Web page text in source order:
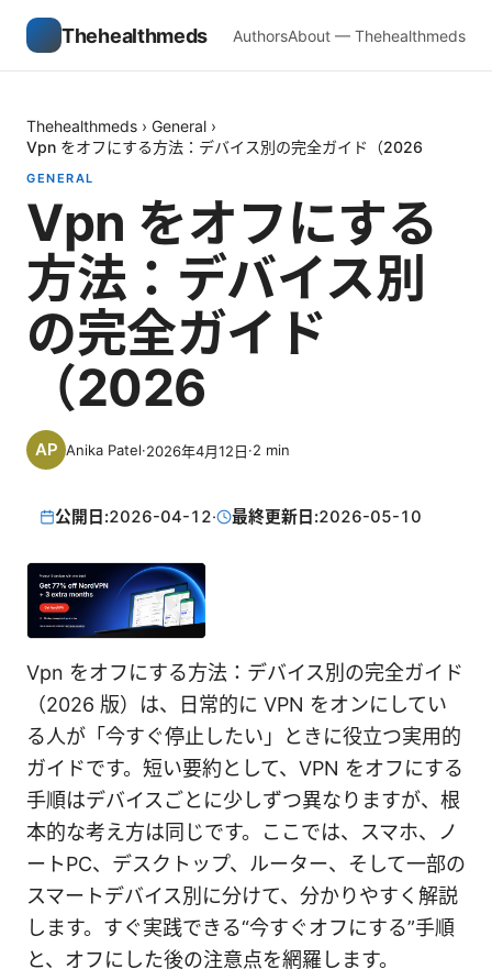
Thehealthmeds AuthorsAbout — Thehealthmeds
Thehealthmeds › General ›
Vpn をオフにする方法：デバイス別の完全ガイド（2026
GENERAL
Vpn をオフにする
方法：デバイス別
の完全ガイド
（2026
Anika Patel·2026年4月12日·2 min
公開日:2026-04-12· 最終更新日:2026-05-10
Vpn をオフにする方法：デバイス別の完全ガイド
（2026 版）は、日常的に VPN をオンにしてい
る人が「今すぐ停止したい」ときに役立つ実用的
ガイドです。短い要約として、VPN をオフにする
手順はデバイスごとに少しずつ異なりますが、根
本的な考え方は同じです。ここでは、スマホ、ノ
ートPC、デスクトップ、ルーター、そして一部の
スマートデバイス別に分けて、分かりやすく解説
します。すぐ実践できる“今すぐオフにする”手順
と、オフにした後の注意点を網羅します。